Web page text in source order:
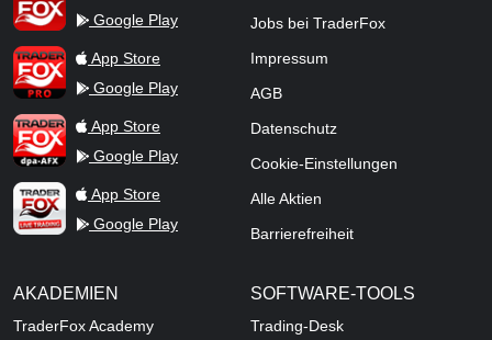
Google Play
TraderFox ProApp Store
Google Play
TraderFox dpa-AFX ProFeed
App Store
Google Play
TraderFox Live Trading
App Store
Google Play
Jobs bei TraderFox
Impressum
AGB
Datenschutz
Cookie-Einstellungen
Alle Aktien
Barrierefreiheit
AKADEMIEN
TraderFox Academy
SOFTWARE-TOOLS
Trading-Desk